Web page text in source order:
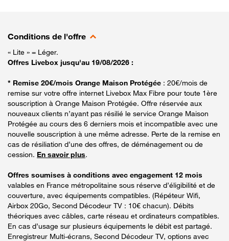
Conditions de l'offre
« Lite » = Léger.
Offres Livebox jusqu'au 19/08/2026 :
* Remise 20€/mois Orange Maison Protégée : 20€/mois de
remise sur votre offre internet Livebox Max Fibre pour toute 1ère
souscription à Orange Maison Protégée. Offre réservée aux
nouveaux clients n’ayant pas résilié le service Orange Maison
Protégée au cours des 6 derniers mois et incompatible avec une
nouvelle souscription à une même adresse. Perte de la remise en
cas de résiliation d’une des offres, de déménagement ou de
cession. En savoir plus.
Offres soumises à conditions avec engagement 12 mois
valables en France métropolitaine sous réserve d’éligibilité et de
couverture, avec équipements compatibles. (Répéteur Wifi,
Airbox 20Go, Second Décodeur TV : 10€ chacun). Débits
théoriques avec câbles, carte réseau et ordinateurs compatibles.
En cas d’usage sur plusieurs équipements le débit est partagé.
Enregistreur Multi-écrans, Second Décodeur TV, options avec